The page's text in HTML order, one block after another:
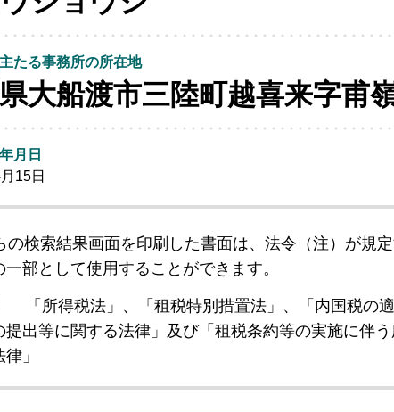
たる事務所の所在地
大船渡市三陸町越喜来字甫
月日
15日
の検索結果画面を印刷した書面は、法令（注）が規
一部として使用することができます。
「所得税法」、「租税特別措置法」、「内国税
提出等に関する法律」及び「租税条約等の実施に伴
律」